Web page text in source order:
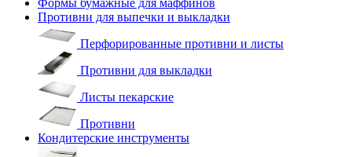
Формы бумажные для маффинов
Противни для выпечки и выкладки
Перфорированные противни и листы
Противни для выкладки
Листы пекарские
Противни
Кондитерские инструменты